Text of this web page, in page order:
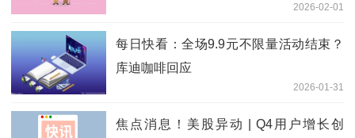
2026-02-01
每日快看：全场9.9元不限量活动结束？
库迪咖啡回应
2026-01-31
焦点消息！美股异动 | Q4用户增长创